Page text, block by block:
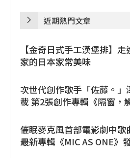
近期熱門文章
【金奇日式手工漢堡排】
家的日本家常美味
次世代創作歌手「佐藤。
載 第2張創作專輯《隔窗，
催眠麥克風首部電影劇中歌
最新專輯《MIC AS ONE》